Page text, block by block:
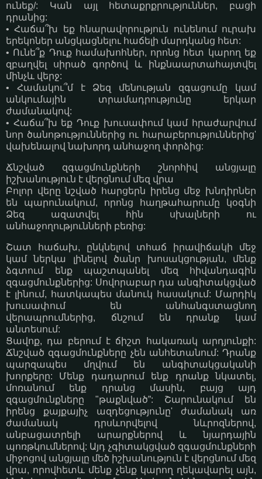
ունեք/: Կան այլ հետաքրքրություններ, բացի
դրանից:
• Հաճա՞խ եք հնարավորություն ունենում ուրախ
երեկոներ անցկացնելու հաճելի մարդկանց հետ:
• Ունե՞ք Դուք համախոհներ, որոնց հետ կարող եք
զբաղվել սիրած գործով և ինքնաարտահայտվել
մինչև վերջ:
• Համակու՞մ է Ձեզ մենության զգացումը կամ
անկումային տրամադրությունը երկար
ժամանակով:
• Հաճա՞խ եք Դուք խուսափում կամ հրաժարվում
նոր ծանոթություններից ու հարաբերություններից'
վախենալով նախորդ անհաջող փորձից:
Ճնշված զգացմունքների շնորհիվ անցյալը
իշխանություն է վերցնում մեզ վրա
Բոլոր վերը նշված հարցերն իրենց մեջ խնդիրներ
են պարունակում, որոնց հաղթահարումը կօգնի
Ձեզ ազատվել հին սխալների ու
անհաջողությունների բեռից:
Շատ հաճախ, ընկնելով տհաճ իրավիճակի մեջ
կամ ներկա լինելով ծանր խոսակցության, մենք
ձգտում ենք պաշտպանել մեզ հիվանդագին
զգացմունքներից: Սովորաբար դա անգիտակցված
է լինում, հատկապես մանուկ հասակում: Մարդիկ
խուսափում են անհանգստացնող
վերապրումներից, ճնշում են դրանք կամ
անտեսում:
Ցավոք, դա բերում է ճիշտ հակառակ արդյունքի:
Ճնշված զգացմունքները չեն անհետանում: Դրանք
պարզապես մղվում են անգիտակցականի
խորքերը: Մենք դադարում ենք դրանք նկատել,
մոռանում ենք դրանց մասին, բայց այդ
զգացմունքները "թաքնված”: Շարունակում են
իրենց քայքայիչ ազդեցությունը' ժամանակ առ
ժամանակ դրսևորվելով նևրոզներով,
անբացատրելի արարքներով և նյարդային
պոռթկումներով: Այդ չգիտակցված զգացմունքների
միջոցով անցյալը մեծ իշխանություն է վերցնում մեզ
վրա, որովհետև մենք չենք կարող ղեկավարել այն,